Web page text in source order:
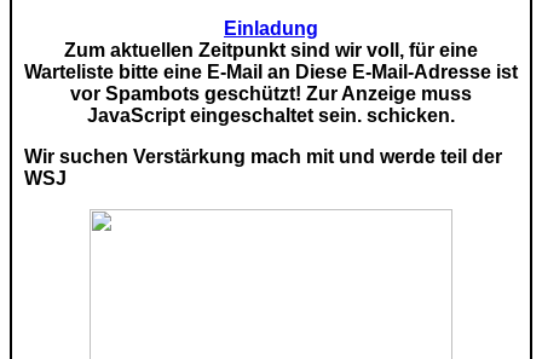
Einladung
Zum aktuellen Zeitpunkt sind wir voll, für eine
Warteliste bitte eine E-Mail an Diese E-Mail-Adresse ist
vor Spambots geschützt! Zur Anzeige muss
JavaScript eingeschaltet sein. schicken.
Wir suchen Verstärkung mach mit und werde teil der
WSJ